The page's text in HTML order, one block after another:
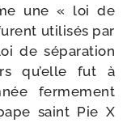
une « loi de
uti­li­sés par
de sépa­ra­tion
qu’elle fut à
fer­me­ment
saint Pie X